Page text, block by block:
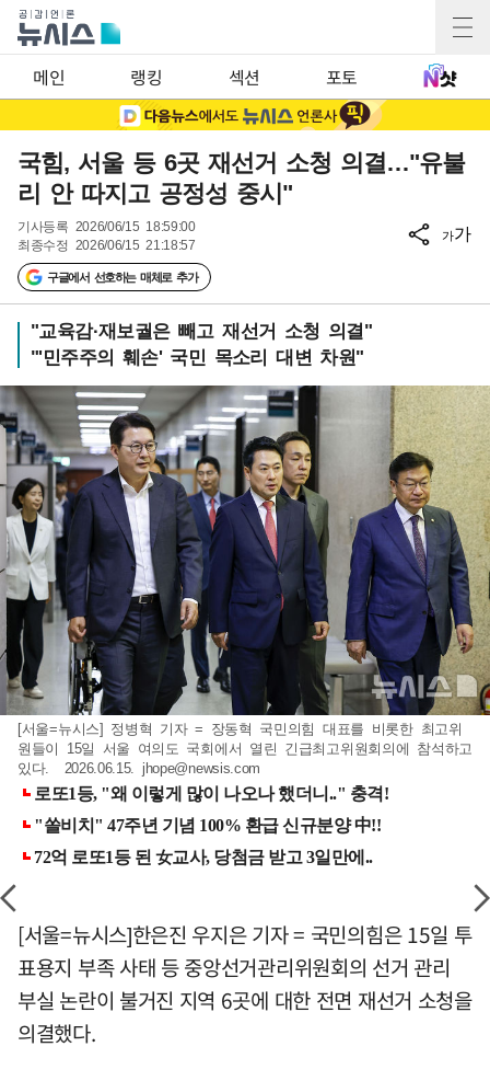
메인 랭킹 섹션 포토
국힘, 서울 등 6곳 재선거 소청 의결…"유불
리 안 따지고 공정성 중시"
기사등록 2026/06/15 18:59:00
최종수정 2026/06/15 21:18:57
구글에서 선호하는 매체로 추가
가가
"교육감·재보궐은 빼고 재선거 소청 의결"
"'민주주의 훼손' 국민 목소리 대변 차원"
[서울=뉴시스] 정병혁 기자 = 장동혁 국민의힘 대표를 비롯한 최고위
원들이 15일 서울 여의도 국회에서 열린 긴급최고위원회의에 참석하고
있다. 2026.06.15. jhope@newsis.com
[서울=뉴시스]한은진 우지은 기자 = 국민의힘은 15일 투
표용지 부족 사태 등 중앙선거관리위원회의 선거 관리
부실 논란이 불거진 지역 6곳에 대한 전면 재선거 소청을
의결했다.